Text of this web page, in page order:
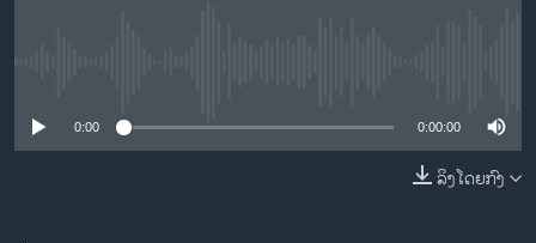
ຊີວິດຊາວລາວ
0:00 0:00:00
ລິງໂດຍກົງ